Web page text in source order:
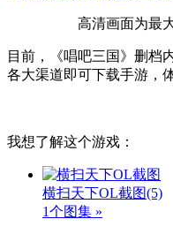
高清画面为最
目前，《唱吧三国》删档
各大渠道即可下载手游，
我想了解这个游戏：
横扫天下OL截图(5)
1个图集 »